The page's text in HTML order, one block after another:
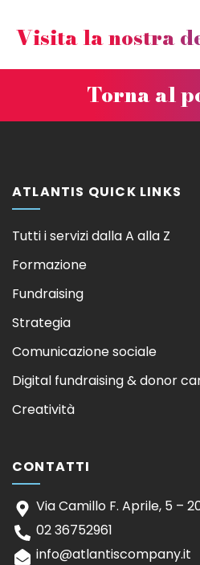
Visita la nostra
Torna al
ATLANTIS QUICK LINKS
Tutti i servizi dalla A alla Z
Formazione
Fundraising
Strategia
Comunicazione sociale
Digital fundraising & donor
Creatività
CONTATTI
Via Camillo F. Aprile, 5 –
02 36752961
info@atlantiscompany.it